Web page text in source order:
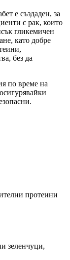
е създаден, за
с рак, които
гликемичен
като добре
без да
по време на
протеини
зеленчуци,